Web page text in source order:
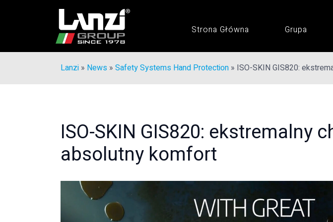
Strona Główna Grupa
Lanzi » News » Safety Systems Hand Protection » ISO-SKIN GIS820:
ISO-SKIN GIS820: ekstremalny
absolutny komfort